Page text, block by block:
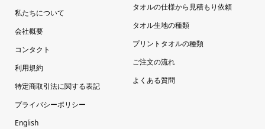
私たちについて
会社概要
コンタクト
利用規約
特定商取引法に関する表記
プライバシーポリシー
English
タオルの仕様から見積もり依頼
タオル生地の種類
プリントタオルの種類
ご注文の流れ
よくある質問